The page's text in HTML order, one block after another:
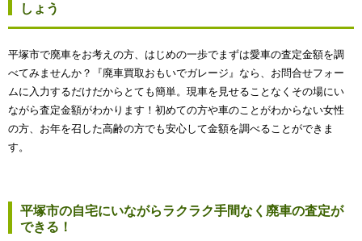
しょう
平塚市で廃車をお考えの方、はじめの一歩でまずは愛車の査定金額を調
べてみませんか？『廃車買取おもいでガレージ』なら、お問合せフォー
ムに入力するだけだからとても簡単。現車を見せることなくその場にい
ながら査定金額がわかります！初めての方や車のことがわからない女性
の方、お年を召した高齢の方でも安心して金額を調べることができま
す。
平塚市の自宅にいながらラクラク手間なく廃車の査定が
できる！